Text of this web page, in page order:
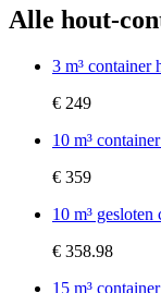
Alle hout-
3 m³ container
€ 249
10 m³
€ 359
10 m³
€ 358.98
15 m³